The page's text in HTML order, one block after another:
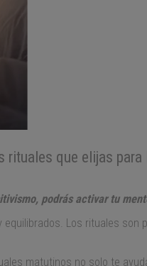
rituales que elijas
podrás activar tu
Los rituales son
matutinos no solo te